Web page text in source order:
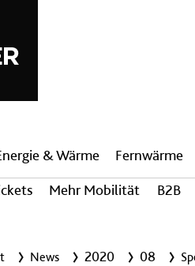
Mehr Mobilität B2B
& Wärme Fern­wärme
News 2020 08